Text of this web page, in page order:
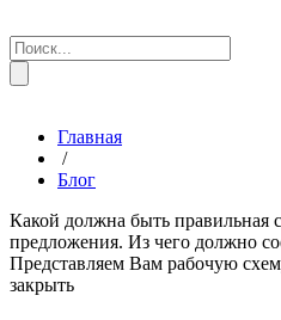
Главная
/
Блог
Какой должна быть правильная
предложения. Из чего должно
Представляем Вам рабочую
закрыть